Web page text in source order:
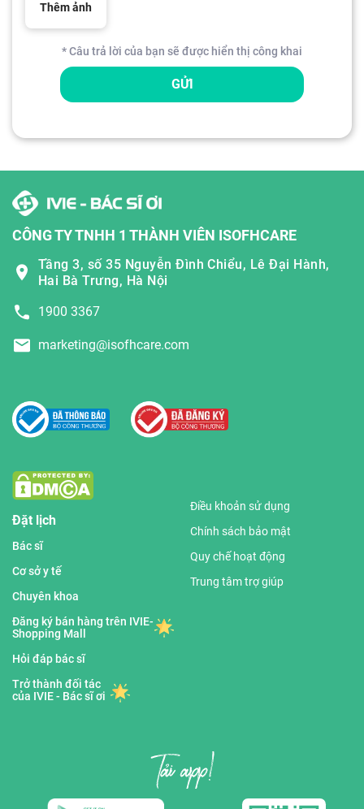
Thêm ảnh
* Câu trả lời của bạn sẽ được hiển thị công khai
GỬI
CÔNG TY TNHH 1 THÀNH VIÊN ISOFHCARE
Tầng 3, số 35 Nguyễn Đình Chiểu, Lê Đại Hành,
Hai Bà Trưng, Hà Nội
1900 3367
marketing@isofhcare.com
Đặt lịch
Bác sĩ
Cơ sở y tế
Chuyên khoa
Đăng ký bán hàng trên IVIE-
Shopping Mall
Hỏi đáp bác sĩ
Trở thành đối tác
của IVIE - Bác sĩ ơi
Điều khoản sử dụng
Chính sách bảo mật
Quy chế hoạt động
Trung tâm trợ giúp